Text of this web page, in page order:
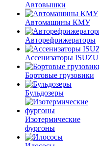
Автовышки
Автомашины КМУ
Авторефрижераторы
Ассенизаторы ISUZU
Бортовые грузовики
Бульдозеры
Изотермические
фургоны